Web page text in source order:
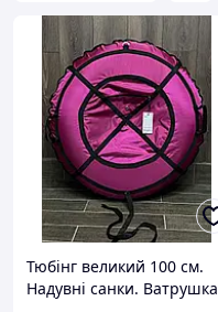
Тюбінг великий 100 см.
Надувні санки. Ватрушка